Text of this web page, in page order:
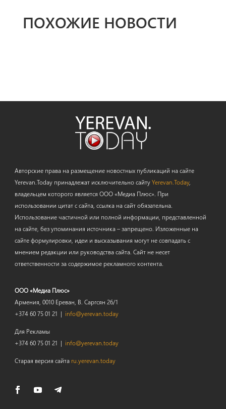
ПОХОЖИЕ НОВОСТИ
Авторские права на размещение новостных публикаций на сайте
Yerevan.Today принадлежат исключительно сайтуYerevan.Today,
владельцем которого является ООО «Медиа Плюс». При
использовании цитат с сайта, ссылка на сайт обязательна.
Использование частичной или полной информации, представленной
на сайте, без упоминания источника – запрещено. Изложенные на
сайте формулировки, идеи и высказывания могут не совпадать с
мнением редакции или руководства сайта. Сайт не несет
ответственности за содержимое рекламного контента.
ООО «Медиа Плюс»
Армения, 0010 Ереван, В. Саргсян 26/1
+374 60 75 01 21 | info@yerevan.today
Для Рекламы
+374 60 75 01 21 | info@yerevan.today
Старая версия сайта ru.yerevan.today